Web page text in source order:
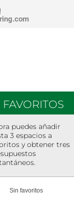
FAVORITOS
puedes añadir
3 espacios a
y obtener tres
Sin favoritos